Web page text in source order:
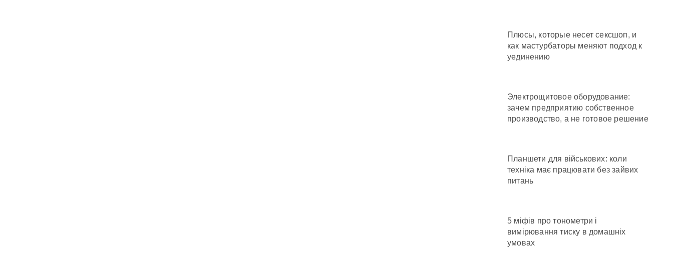
Плюсы, которые несет сексшоп, и
как мастурбаторы меняют подход к
уединению
Электрощитовое оборудование:
зачем предприятию собственное
производство, а не готовое решение
Планшети для військових: коли
техніка має працювати без зайвих
питань
5 міфів про тонометри і
вимірювання тиску в домашніх
умовах